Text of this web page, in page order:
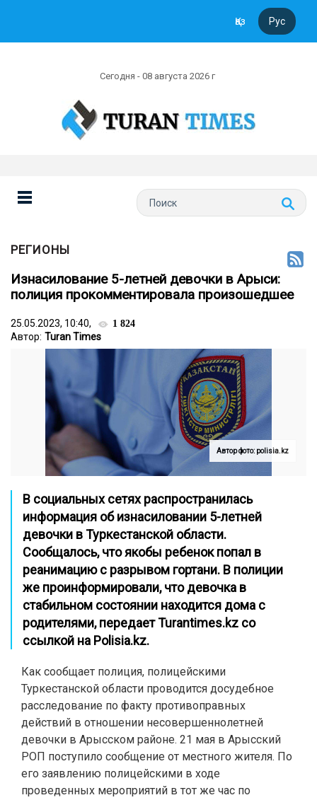
Қаз Рус
Сегодня - 08 августа 2026 г
РЕГИОНЫ
Изнасилование 5-летней девочки в Арыси:
полиция прокомментировала произошедшее
25.05.2023, 10:40, 1 824
Автор: Turan Times
Автор фото: polisia.kz
В социальных сетях распространилась
информация об изнасиловании 5-летней
девочки в Туркестанской области.
Сообщалось, что якобы ребенок попал в
реанимацию с разрывом гортани. В полиции
же проинформировали, что девочка в
стабильном состоянии находится дома с
родителями, передаетTurantimes.kz со
ссылкой на Polisia.kz.
Как сообщает полиция, полицейскими
Туркестанской области проводится досудебное
расследование по факту противоправных
действий в отношении несовершеннолетней
девочки в Арысском районе. 21 мая в Арысский
РОП поступило сообщение от местного жителя. По
его заявлению полицейскими в ходе
проведенных мероприятий в тот же час по